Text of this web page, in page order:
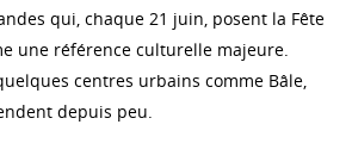
qui, chaque 21 juin, posent la Fête
une référence culturelle majeure.
centres urbains comme Bâle,
depuis peu.